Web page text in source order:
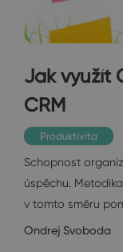
Jak využít
CRM
Produktivita
Schopnost
úspěchu.
v tomto směru
Ondrej Svoboda